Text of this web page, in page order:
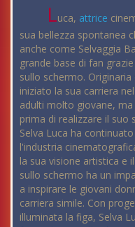
Luca, attrice
sua bellezza spontanea
anche come Selvaggia
grande base di fan
sullo schermo.
iniziato la sua carriera
adulti molto giovane,
prima di realizzare il
Selva Luca ha
l'industria
la sua visione artistica e
sullo schermo ha un
a inspirare le giovani
carriera simile. Con
illuminata la figa, Selva